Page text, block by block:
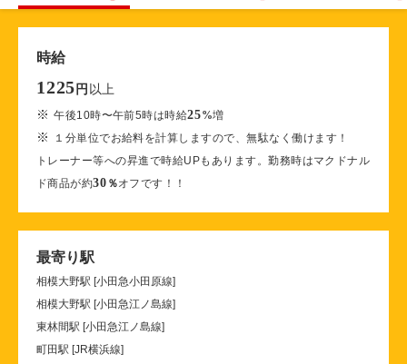
時給
1225 円 以上
※午後10時〜午前5時は時給25%増
※
１分単位でお給料を計算しますので、無駄なく働けます！
トレーナー等への昇進で時給UPもあります。勤務時はマクドナル
ド商品が約30 ％オフです！！
最寄り駅
相模大野駅 [小田急小田原線]
相模大野駅 [小田急江ノ島線]
東林間駅 [小田急江ノ島線]
町田駅 [JR横浜線]